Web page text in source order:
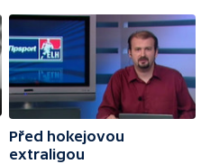
Před hokejovou
extraligou